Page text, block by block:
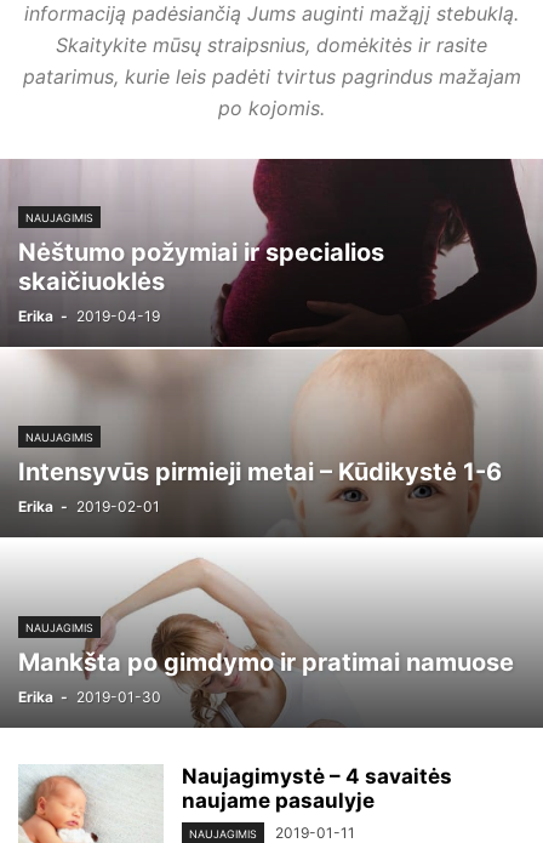
informaciją padėsiančią Jums auginti mažąjį stebuklą.
Skaitykite mūsų straipsnius, domėkitės ir rasite
patarimus, kurie leis padėti tvirtus pagrindus mažajam
po kojomis.
NAUJAGIMIS
Nėštumo požymiai ir specialios
skaičiuoklės
Erika - 2019-04-19
NAUJAGIMIS
Intensyvūs pirmieji metai – Kūdikystė 1-6
Erika - 2019-02-01
NAUJAGIMIS
Mankšta po gimdymo ir pratimai namuose
Erika - 2019-01-30
Naujagimystė – 4 savaitės
naujame pasaulyje
NAUJAGIMIS 2019-01-11